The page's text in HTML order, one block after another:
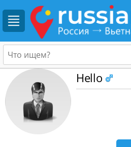
Hello